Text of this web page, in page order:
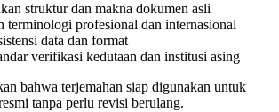
struktur dan makna dokumen asli
terminologi profesional dan internasional
data dan format
verifikasi kedutaan dan institusi asing
bahwa terjemahan siap digunakan untuk
tanpa perlu revisi berulang.